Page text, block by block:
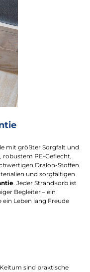
mit größter Sorgfalt und
robustem PE-Geflecht,
Dralon-Stoffen
und sorgfältigen
. Jeder Strandkorb ist
Begleiter – ein
Leben lang Freude
sind praktische